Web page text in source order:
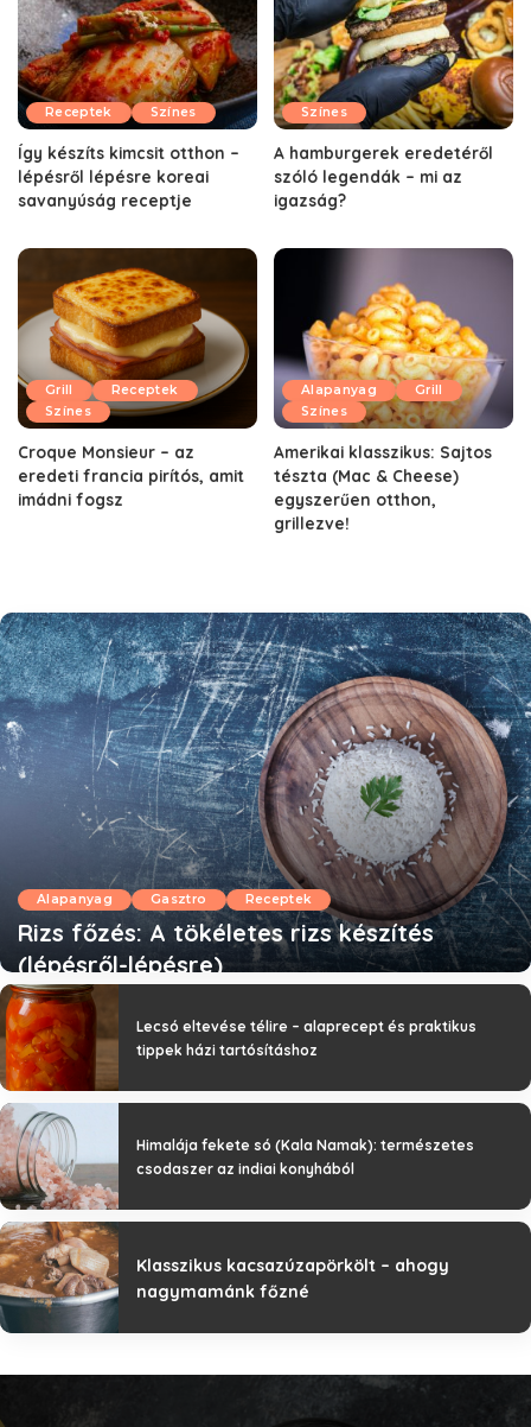
Receptek Színes
Így készíts kimcsit otthon –
lépésről lépésre koreai
savanyúság receptje
Színes
A hamburgerek eredetéről
szóló legendák – mi az
igazság?
Grill
Receptek
Színes
Croque Monsieur – az
eredeti francia pirítós, amit
imádni fogsz
Alapanyag
Grill
Színes
Amerikai klasszikus: Sajtos
tészta (Mac & Cheese)
egyszerűen otthon,
grillezve!
Alapanyag Gasztro Receptek
Rizs főzés: A tökéletes rizs készítés
(lépésről-lépésre)
Lecsó eltevése télire – alaprecept és praktikus
tippek házi tartósításhoz
Himalája fekete só (Kala Namak): természetes
csodaszer az indiai konyhából
Klasszikus kacsazúzapörkölt – ahogy
nagymamánk főzné